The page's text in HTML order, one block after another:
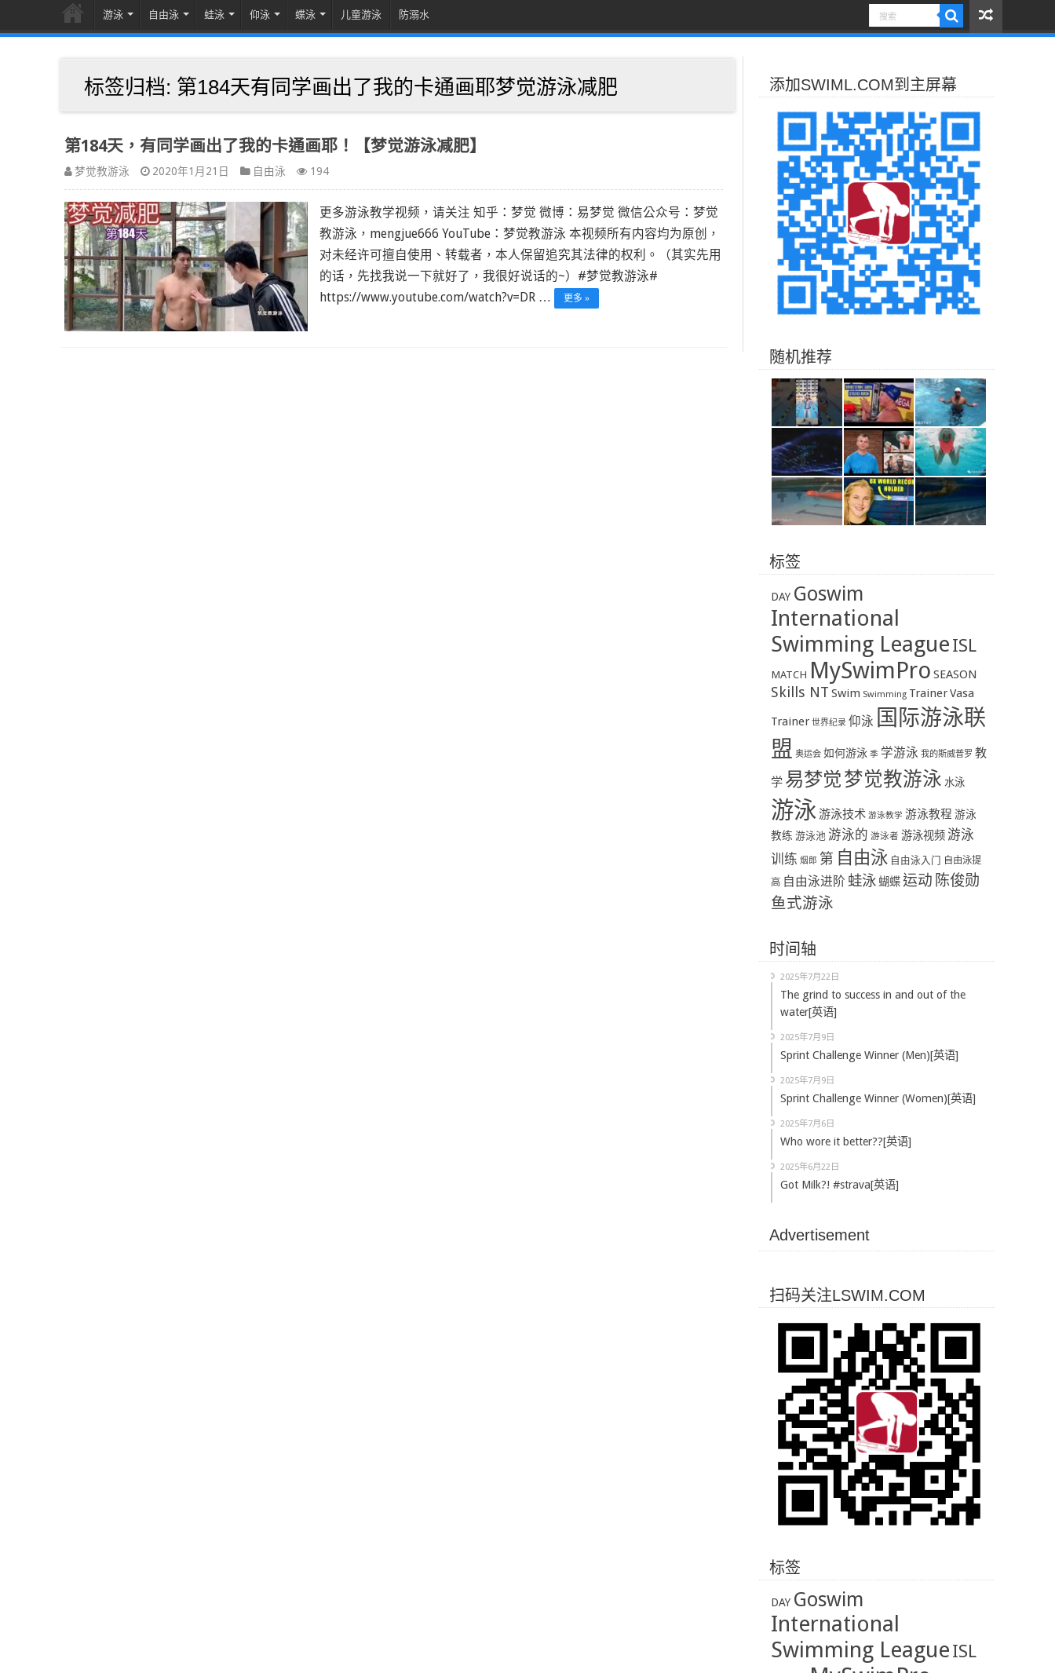
游泳 自由泳 蛙泳 仰泳 蝶泳 儿童游泳 防溺水
标签归档: 第184天有同学画出了我的卡通画耶梦觉游泳减肥
第184天，有同学画出了我的卡通画耶！【梦觉游泳减肥】
梦觉教游泳 2020年1月21日 自由泳 194
更多游泳教学视频，请关注 知乎：梦觉 微博：易梦觉 微信公众号：梦觉
教游泳，mengjue666 YouTube：梦觉教游泳 本视频所有内容均为原创，
对未经许可擅自使用、转载者，本人保留追究其法律的权利。（其实先用
的话，先找我说一下就好了，我很好说话的~）#梦觉教游泳#
https://www.youtube.com/watch?v=DR …
更多 »
添加SWIML.COM到主屏幕
随机推荐
标签
DAY Goswim
International
Swimming LeagueISL
MATCH MySwimPro SEASON
Skills NT Swim Swimming TrainerVasa
Trainer 世界纪录 仰泳 国际游泳联
盟 奥运会 如何游泳 季 学游泳 我的斯威普罗 教
学 易梦觉梦觉教游泳 水泳
游泳游泳技术 游泳教学 游泳教程 游泳
教练 游泳池 游泳的 游泳者 游泳视频 游泳
训练 烟郎 第 自由泳 自由泳入门 自由泳提
高 自由泳进阶 蛙泳蝴蝶运动 陈俊勋
鱼式游泳
时间轴
2025年7月22日
The grind to success in and out of the
water[英语]
2025年7月9日
Sprint Challenge Winner (Men)[英语]
2025年7月9日
Sprint Challenge Winner (Women)[英语]
2025年7月6日
Who wore it better??[英语]
2025年6月22日
Got Milk?! #strava[英语]
Advertisement
扫码关注LSWIM.COM
标签
DAY Goswim
International
Swimming LeagueISL